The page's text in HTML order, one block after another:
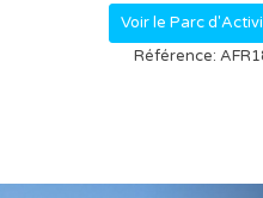
Voir le Parc
Référence: